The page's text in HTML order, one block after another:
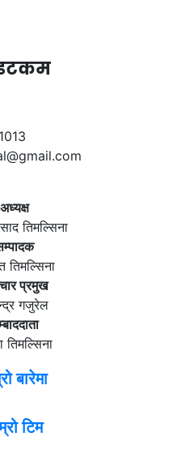
अध्यक्ष
तिमल्सिना
तिमल्सिना
प्रमुख
गजुरेल
तिमल्सिना
बारेमा
टिम